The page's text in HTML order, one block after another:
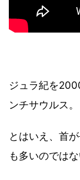
ジュラ紀を
ンチサウルス。
とはいえ、首
も多いのでは